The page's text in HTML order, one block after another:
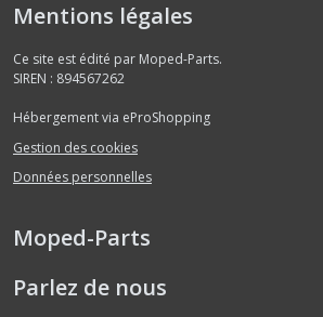
Mentions légales
Ce site est édité par Moped-Parts.
SIREN : 894567262
Hébergement via eProShopping
Gestion des cookies
Données personnelles
Moped-Parts
Parlez de nous